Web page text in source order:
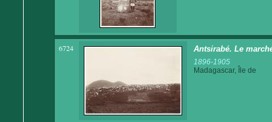
6724 Antsirabé. Le
1896-1905
Madagascar, Île de